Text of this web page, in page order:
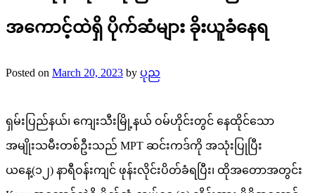
အကောင့်ထဲရှိ ပိုက်ဆံများ ခိုးယူခံနေရ
Posted on March 20, 2023 by ပုည
ရှမ်းပြည်နယ်၊ ကျေးသီးမြို့နယ် ဝမ်ဟိုင်းတွင် နေထိုင်သော
အမျိုးသမီးတစ်ဦးသည် MPT ဆင်းကဒ်ကို အသုံးပြုပြီး
ယနေ့(၁၂) နာရီဝန်းကျင် ဖုန်းလိုင်းပိတ်ခံရပြီး၊ ထိုအတောအတွင်း